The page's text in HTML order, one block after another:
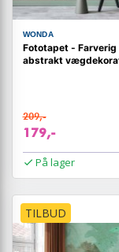
WONDA
Fototapet - Farverig
abstrakt
209,-
179,-
På lager
TILBUD